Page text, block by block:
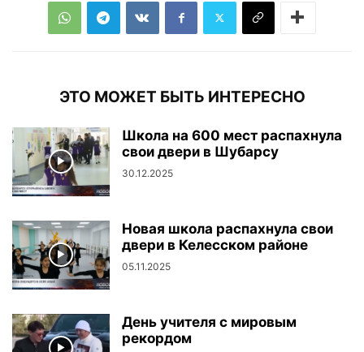
ЭТО МОЖЕТ БЫТЬ ИНТЕРЕСНО
Школа на 600 мест распахнула
свои двери в Шубарсу
30.12.2025
Новая школа распахнула свои
двери в Келесском районе
05.11.2025
День учителя с мировым
рекордом